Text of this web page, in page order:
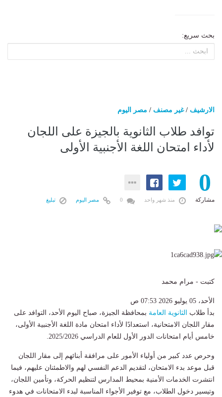
بحث سريع:
الارشيف /غير مصنف / مصر اليوم
توافد طلاب الثانوية بالجيزة على اللجان
لأداء امتحان اللغة الأجنبية الأولى
0
مشاركة منذ شهر واحد مصر اليوم تبليغ
كتبت - مرام محمد
الأحد، 05 يوليو 2026 07:53 ص
بدأ طلاب
الثانوية العامة بمحافظة الجيزة، صباح اليوم الأحد، التوافد على
مقار اللجان الامتحانية، استعدادًا لأداء امتحان مادة اللغة الأجنبية الأولى،
خامس أيام امتحانات الدور الأول للعام الدراسي 2025/2026.
وحرص عدد كبير من أولياء الأمور على مرافقة أبنائهم إلى مقار اللجان
قبل موعد بدء الامتحان، لتقديم الدعم النفسي لهم والاطمئنان عليهم، فيما
انتشرت الخدمات الأمنية بمحيط المدارس لتنظيم الحركة، وتأمين اللجان،
وتيسير دخول الطلاب، مع توفير الأجواء المناسبة لبدء الامتحانات في هدوء